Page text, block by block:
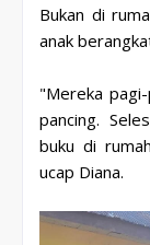
Bukan di
anak
"Mereka
pancing.
buku di
ucap Diana.